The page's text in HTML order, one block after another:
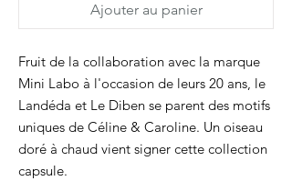
Ajouter au panier
Fruit de la collaboration avec la marque
Mini Labo à l'occasion de leurs 20 ans, le
Landéda et Le Diben se parent des motifs
uniques de Céline & Caroline. Un oiseau
doré à chaud vient signer cette collection
capsule.